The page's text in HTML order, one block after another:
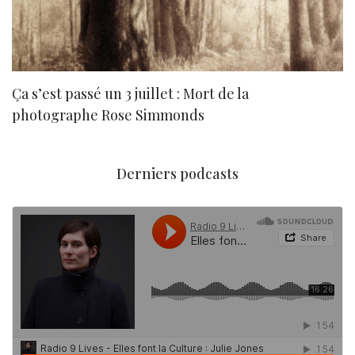
Ça s’est passé un 3 juillet : Mort de la
photographe Rose Simmonds
Derniers podcasts